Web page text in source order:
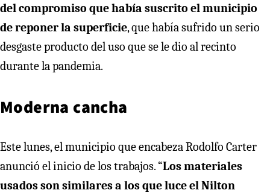
del compromiso que había suscrito el municipio
de reponer la superficie, que había sufrido un serio
desgaste producto del uso que se le dio al recinto
durante la pandemia.
Moderna cancha
Este lunes, el municipio que encabeza Rodolfo Carter
anunció el inicio de los trabajos. “Los materiales
usados son similares a los que luce el Nilton